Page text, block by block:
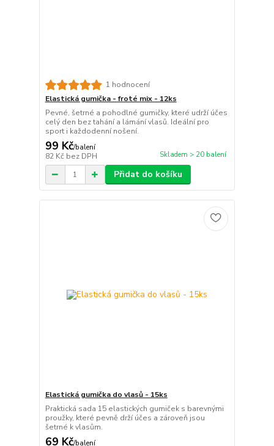
1 hodnocení
Elastická gumička - froté mix - 12ks
Pevné, šetrné a pohodlné gumičky, které udrží účes
celý den bez tahání a lámání vlasů. Ideální pro
sport i každodenní nošení.
99 Kč/balení
82 Kč bez DPH Skladem > 20 balení
Přidat do košíku
Elastická gumička do vlasů - 15ks
Praktická sada 15 elastických gumiček s barevnými
proužky, které pevně drží účes a zároveň jsou
šetrné k vlasům.
69 Kč/balení